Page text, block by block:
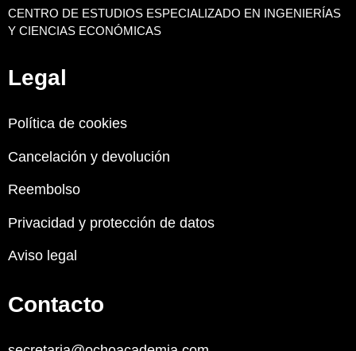
CENTRO DE ESTUDIOS ESPECIALIZADO EN INGENIERÍAS
Y CIENCIAS ECONÓMICAS
Legal
Política de cookies
Cancelación y devolución
Reembolso
Privacidad y protección de datos
Aviso legal
Contacto